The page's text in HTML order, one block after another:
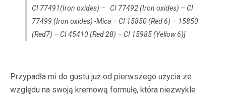
CI 77491(Iron oxides) – CI 77492 (Iron oxides) – CI
77499 (Iron oxides) -Mica – CI 15850 (Red 6) – 15850
(Red7) – CI 45410 (Red 28) – CI 15985 (Yellow 6)]
Przypadła mi do gustu już od pierwszego użycia ze
względu na swoją kremową formułę, która niezwykle